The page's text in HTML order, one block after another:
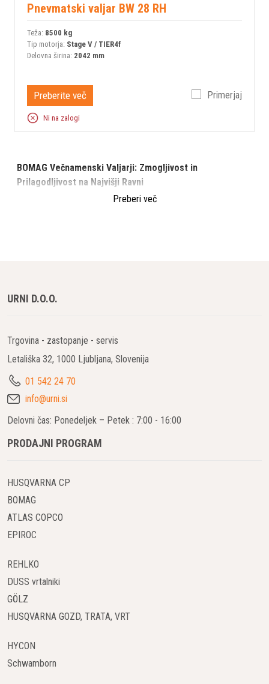
Pnevmatski valjar BW 28 RH
Teža: 8500 kg
Tip motorja: Stage V / TIER4f
Delovna širina: 2042 mm
Preberite več Primerjaj
Ni na zalogi
BOMAG Večnamenski Valjarji: Zmogljivost in
Prilagodljivost na Najvišji Ravni
industriji.
Ključne prednosti večnamenskih valjarjev BOMAG
Večnamenski valjarji BOMAG so zasnovani tako, da lahko
učinkovito delujejo na različnih vrstah gradbenih površin. Z
njihovo pomočjo je mogoče zgoščevati tako zemeljske
spekter projektov, vključno z gradnjo cest, avtocest,
letališč in drugih infrastrukturnih objektov.
BOMAG-ovi večnamenski valjarji so opremljeni z
zgoščenosti. Sistem
prehodu. To povečuje učinkovitost dela in prihrani čas ter
stroške.
Visoka produktivnost z manjšo porabo
naprednih motorjev in hidravličnih sistemov ti valjarji
Preberi več
URNI D.O.O.
Trgovina - zastopanje - servis
Letališka 32, 1000 Ljubljana, Slovenija
01 542 24 70
info@urni.si
Delovni čas: Ponedeljek – Petek : 7:00 - 16:00
PRODAJNI PROGRAM
HUSQVARNA CP
BOMAG
ATLAS COPCO
EPIROC
REHLKO
DUSS vrtalniki
GÖLZ
HUSQVARNA GOZD, TRATA, VRT
HYCON
Schwamborn